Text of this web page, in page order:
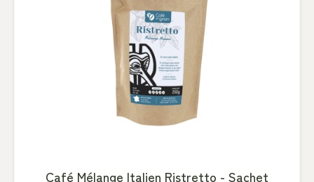
Café Mélange Italien Ristretto - Sachet